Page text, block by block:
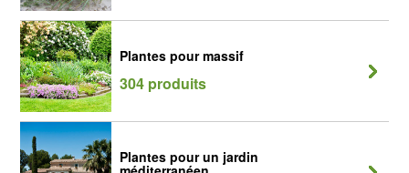
Plantes pour massif
304 produits
Plantes pour un jardin